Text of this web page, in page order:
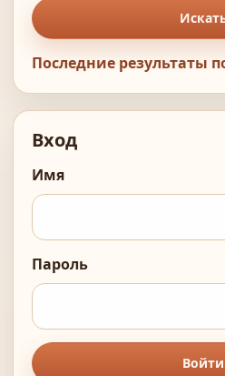
Последние результаты
Вход
Имя
Пароль
Войти